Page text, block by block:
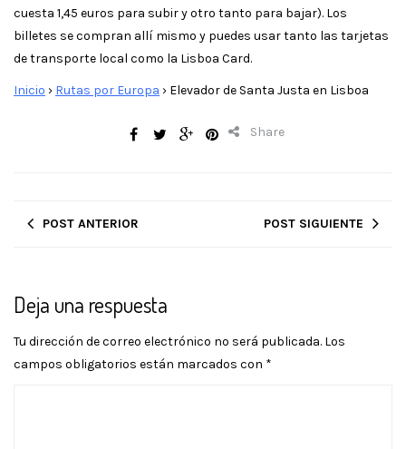
cuesta 1,45 euros para subir y otro tanto para bajar). Los
billetes se compran allí mismo y puedes usar tanto las tarjetas
de transporte local como la Lisboa Card.
Inicio › Rutas por Europa › Elevador de Santa Justa en Lisboa
Share
POST ANTERIOR POST SIGUIENTE
Deja una respuesta
Tu dirección de correo electrónico no será publicada. Los
campos obligatorios están marcados con *